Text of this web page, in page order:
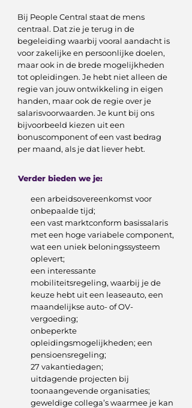
Bij People Central staat de mens
centraal. Dat zie je terug in de
begeleiding waarbij vooral aandacht is
voor zakelijke en persoonlijke doelen,
maar ook in de brede mogelijkheden
tot opleidingen. Je hebt niet alleen de
regie van jouw ontwikkeling in eigen
handen, maar ook de regie over je
salarisvoorwaarden. Je kunt bij ons
bijvoorbeeld kiezen uit een
bonuscomponent of een vast bedrag
per maand, als je dat liever hebt.
Verder bieden we je:
een arbeidsovereenkomst voor
onbepaalde tijd;
een vast marktconform basissalaris
met een hoge variabele component,
wat een uniek beloningssysteem
oplevert;
een interessante
mobiliteitsregeling, waarbij je de
keuze hebt uit een leaseauto, een
maandelijkse auto- of OV-
vergoeding;
onbeperkte
opleidingsmogelijkheden; een
pensioensregeling;
27 vakantiedagen;
uitdagende projecten bij
toonaangevende organisaties;
geweldige collega’s waarmee je kan